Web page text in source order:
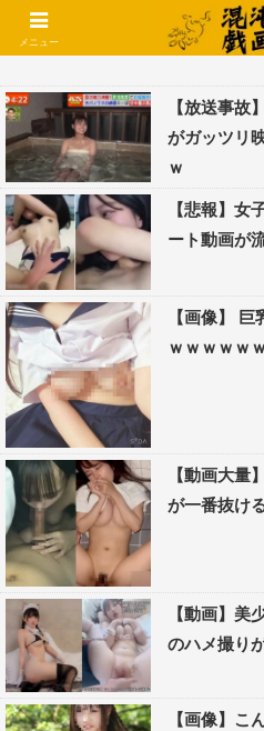
コメントでコテハン使え
【放送事故
がガッツリ
ｗ
【悲報】女
ート動画が
【画像】
ｗｗｗｗｗ
【動画大量
が一番抜け
【動画】美
のハメ撮り
【画像】こ
メニュー